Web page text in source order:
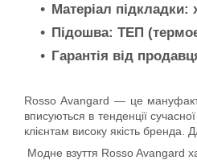
Матеріал підкладки:
Підошва: ТЕП
Гарантія від
Rosso Avangard — це
вписуються в тенденції
клієнтам високу якість бренда.
Модне взуття Rosso Avangard